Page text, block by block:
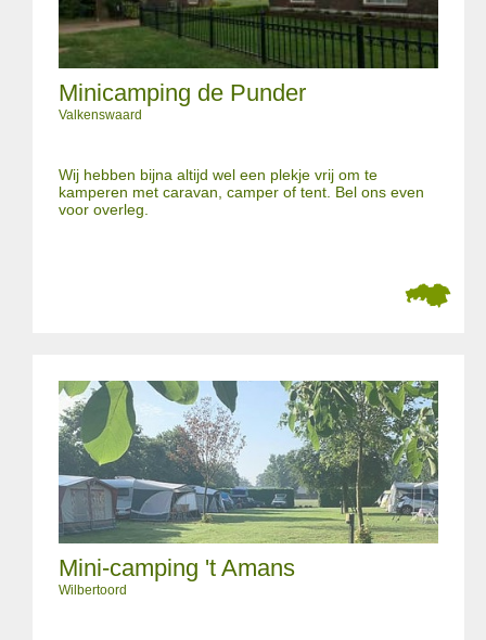
Minicamping de Punder
Valkenswaard
Wij hebben bijna altijd wel een plekje vrij om te
kamperen met caravan, camper of tent. Bel ons even
voor overleg.
Mini-camping 't Amans
Wilbertoord